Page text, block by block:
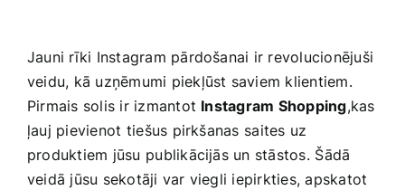
Jauni rīki Instagram pārdošanai ir revolucionējuši
veidu, kā uzņēmumi piekļūst saviem klientiem.
Pirmais solis‌ ir izmantot Instagram Shopping,kas
ļauj ​pievienot⁤ tiešus pirkšanas⁣ saites uz
produktiem jūsu ⁣publikācijās un stāstos. ⁣Šādā
veidā jūsu sekotāji var viegli iepirkties, apskatot